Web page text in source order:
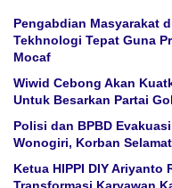
Pengabdian Masyarakat
Tekhnologi Tepat Guna
Mocaf
Wiwid Cebong Akan
Untuk Besarkan Partai
Polisi dan BPBD
Wonogiri, Korban
Ketua HIPPI DIY Ariyanto